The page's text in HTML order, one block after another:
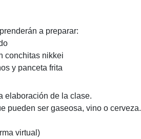
a preparar:
conchitas nikkei
y panceta frita
elaboración de la clase.
pueden ser gaseosa, vino o cerveza.
virtual)